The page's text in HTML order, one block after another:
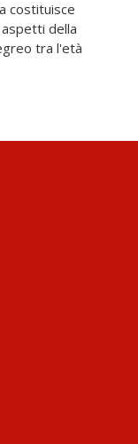
costituisce
della
tra l'età